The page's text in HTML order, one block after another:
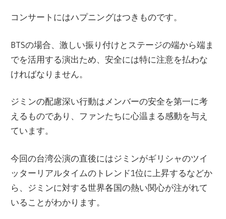
コンサートにはハプニングはつきものです。
BTSの場合、激しい振り付けとステージの端から端ま
でを活用する演出ため、安全には特に注意を払わな
ければなりません。
ジミンの配慮深い行動はメンバーの安全を第一に考
えるものであり、ファンたちに心温まる感動を与え
ています。
今回の台湾公演の直後にはジミンがギリシャのツイ
ッターリアルタイムのトレンド1位に上昇するなどか
ら、ジミンに対する世界各国の熱い関心が注がれて
いることがわかります。